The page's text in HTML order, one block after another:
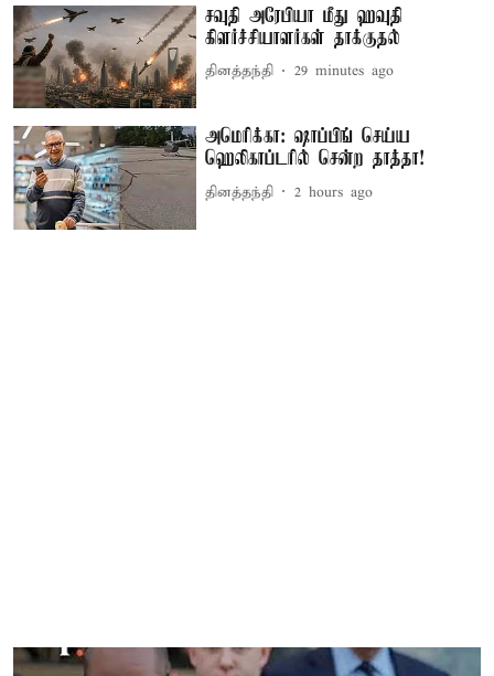
சவுதி அரேபியா மீது ஹவுதி
கிளர்ச்சியாளர்கள் தாக்குதல்
தினத்தந்தி 29 minutes ago
அமெரிக்கா: ஷாப்பிங் செய்ய
ஹெலிகாப்டரில் சென்ற தாத்தா!
தினத்தந்தி 2 hours ago